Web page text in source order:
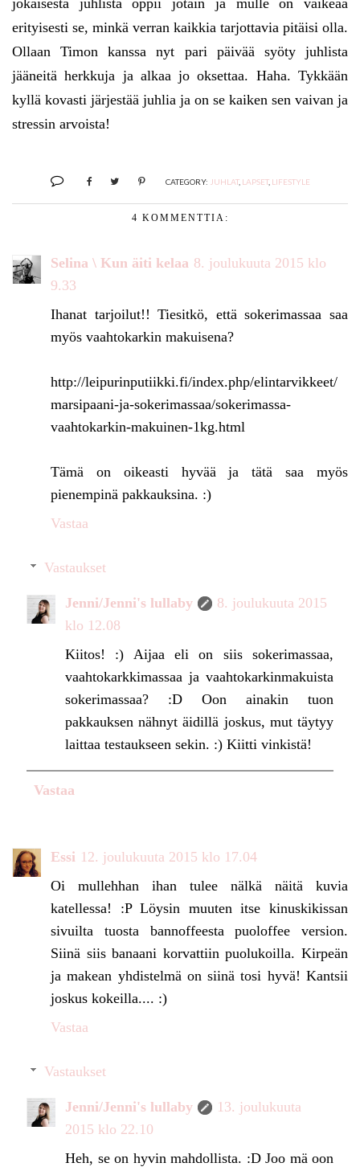
jokaisesta juhlista oppii jotain ja mulle on vaikeaa
erityisesti se, minkä verran kaikkia tarjottavia pitäisi olla.
Ollaan Timon kanssa nyt pari päivää syöty juhlista
jääneitä herkkuja ja alkaa jo oksettaa. Haha. Tykkään
kyllä kovasti järjestää juhlia ja on se kaiken sen vaivan ja
stressin arvoista!
CATEGORY: JUHLAT, LAPSET, LIFESTYLE
4 KOMMENTTIA:
Selina \ Kun äiti kelaa 8. joulukuuta 2015 klo
9.33
Ihanat tarjoilut!! Tiesitkö, että sokerimassaa saa
myös vaahtokarkin makuisena?
http://leipurinputiikki.fi/index.php/elintarvikkeet/
marsipaani-ja-sokerimassaa/sokerimassa-
vaahtokarkin-makuinen-1kg.html
Tämä on oikeasti hyvää ja tätä saa myös
pienempinä pakkauksina. :)
Vastaa
Vastaukset
Jenni/Jenni's lullaby
8. joulukuuta 2015
klo 12.08
Kiitos! :) Aijaa eli on siis sokerimassaa,
vaahtokarkkimassaa ja vaahtokarkinmakuista
sokerimassaa? :D Oon ainakin tuon
pakkauksen nähnyt äidillä joskus, mut täytyy
laittaa testaukseen sekin. :) Kiitti vinkistä!
Vastaa
Essi 12. joulukuuta 2015 klo 17.04
Oi mullehhan ihan tulee nälkä näitä kuvia
katellessa! :P Löysin muuten itse kinuskikissan
sivuilta tuosta bannoffeesta puoloffee version.
Siinä siis banaani korvattiin puolukoilla. Kirpeän
ja makean yhdistelmä on siinä tosi hyvä! Kantsii
joskus kokeilla.... :)
Vastaa
Vastaukset
Jenni/Jenni's lullaby
13. joulukuuta
2015 klo 22.10
Heh, se on hyvin mahdollista. :D Joo mä oon